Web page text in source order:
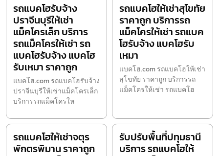
รถแบคโฮรับจ้าง
ปราจีนบุรีให้เช่า
แม็คโครเล็ก บริการ
รถแม็คโครให้เช่า รถ
แบคโฮรับจ้าง แบคโฮ
รับเหมา ราคาถูก
แบคโฮ.com รถแบคโฮรับจ้าง
ปราจีนบุรีให้เช่าแม็คโครเล็ก
บริการรถแม็คโครให
รถแบคโฮให้เช่าสุโขทัย
ราคาถูก บริการรถ
แม็คโครให้เช่า รถแบค
โฮรับจ้าง แบคโฮรับ
เหมา
แบคโฮ.com รถแบคโฮให้เช่า
สุโขทัย ราคาถูก บริการรถ
แม็คโครให้เช่า รถแบคโฮ
รถแบคโฮให้เช่าจตุร
พักตรพิมาน ราคาถูก
รับปรับพื้นที่ปทุมธานี
บริการ รถแบคโฮให้